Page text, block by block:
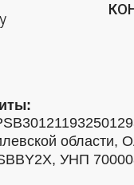
области,
УНП